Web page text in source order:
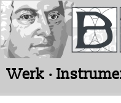
Werk ·